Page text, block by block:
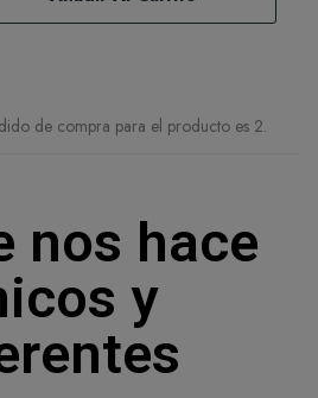
de compra para el producto es 2.
nos hace
y